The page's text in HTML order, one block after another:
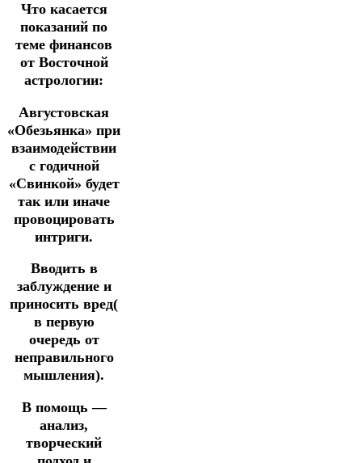
Что касается
показаний по
теме финансов
от Восточной
астрологии:
Августовская
«Обезьянка» при
взаимодействии
с годичной
«Свинкой» будет
так или иначе
провоцировать
интриги.
Вводить в
заблуждение и
приносить вред(
в первую
очередь от
неправильного
мышления).
В помощь —
анализ,
творческий